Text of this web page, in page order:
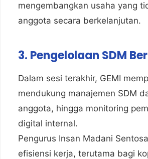
mengembangkan usaha yang
anggota secara berkelanjutan.
3. Pengelolaan SDM
Dalam sesi terakhir, GEMI
mendukung manajemen SDM
anggota, hingga monitoring
digital internal.
Pengurus Insan Madani
efisiensi kerja, terutama bagi